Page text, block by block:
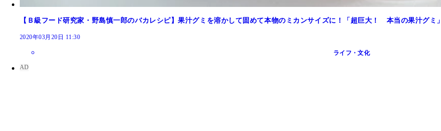
【Ｂ級フード研究家・野島慎一郎のバカレシピ】果汁グミを溶かして固めて本物のミカンサイズに！「超巨大！ 本当の果汁グミ」
2020年03月20日 11:30
ライフ・文化